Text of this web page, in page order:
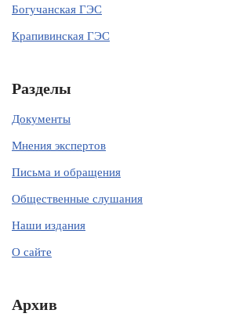
Богучанская ГЭС
Крапивинская ГЭС
Разделы
Документы
Мнения экспертов
Письма и обращения
Общественные слушания
Наши издания
О сайте
Архив